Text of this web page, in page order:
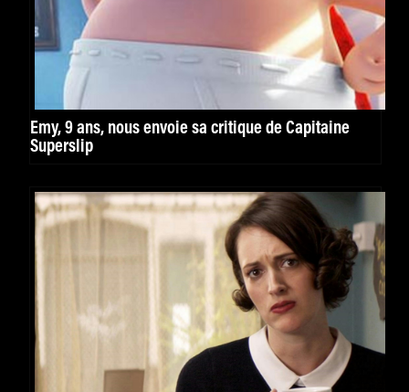
Emy, 9 ans, nous envoie sa critique de Capitaine
Superslip